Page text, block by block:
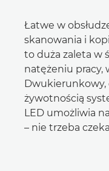
Łatwe w
skanowania i
to duża zaleta w
natężeniu pracy,
Dwukierunkowy,
żywotnością
LED umożliwia
– nie trzeba